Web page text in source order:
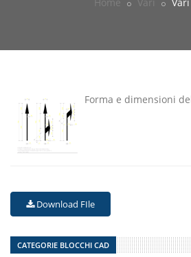
Forma e dimensioni
Download FIle
CATEGORIE BLOCCHI CAD